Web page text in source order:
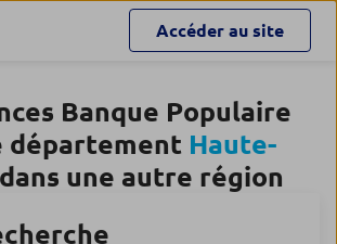
Accéder au site
Banque Populaire
département Haute-
dans une autre région